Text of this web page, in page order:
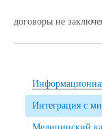
договоры не
Интеграция с